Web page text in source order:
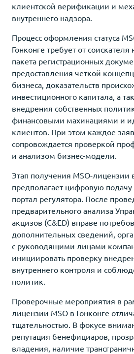
клиентской верификации и
внутреннего надзора.
Процесс оформления статуса
Гонконге требует от
пакета регистрационных
предоставления четкой
бизнеса, доказательств
инвестиционного капитала, а
внедрения собственных
финансовыми махинациями и
клиентов. При этом каждое
сопровождается проверкой
и анализом бизнес-модели.
Этап получения MSO-лицензии
предполагает цифровую
портал регулятора. После
предварительного анализа
акцизов (C&ED) вправе
дополнительных сведений,
с руководящими лицами
инициировать проверку
внутреннего контроля и
политик.
Проверочные мероприятия в
лицензии MSO в Гонконге
тщательностью. В фокусе
репутация бенефициаров,
владения, наличие